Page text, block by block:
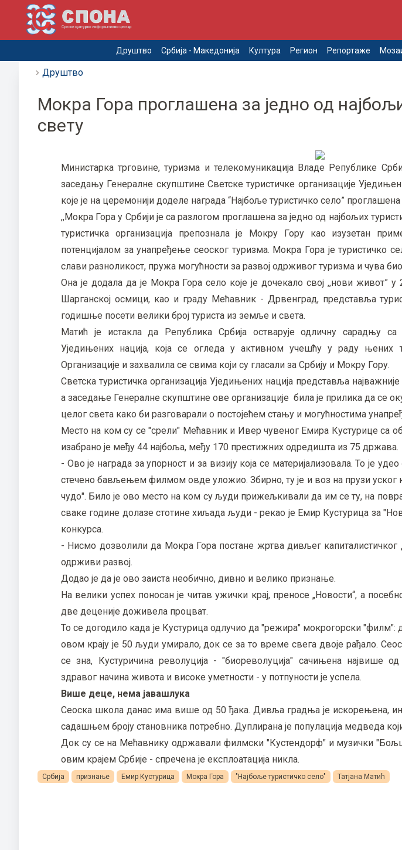
Друштво Србија - Македонија Култура Регион Репортаже
Друштво
Мокра Гора проглашена за једно од
свету
Министарка трговине, туризма и телекомуникација Владе Републике
заседању Генералне скупштине Светске туристичке организације
које је на церемонији доделе награда “Најбоље туристичко село”
,,Мокра Гора у Србији је са разлогом проглашена за једно од најбољих
туристичка организација препознала је Мокру Гору као изузетан
потенцијалом за унапређење сеоског туризма. Мокра Гора је туристичко
слави разноликост, пружа могућности за развој одрживог туризма и чува
Она је додала да је Мокра Гора село које је дочекало свој ,,нови живот” у
Шарганској осмици, као и граду Мећавник - Дрвенград, представља
годишње посети велики број туриста из земље и света.
Матић је истакла да Република Србија остварује одличну сарадњу са
Уједињених нација, која се огледа у активном учешћу у раду њених
Организације и захвалила се свима који су гласали за Србију и Мокру Гору.
Светска туристичка организација Уједињених нација представља
а заседање Генералне скупштине ове организације била је прилика да се
целог света како би разговарали о постојећем стању и могућностима
Место на ком су се "срели" Мећавник и Ивер чувеног Емира Кустурице са
изабрано је међу 44 најбоља, међу 170 престижних одредишта из 75 држава.
- Ово је награда за упорност и за визију која се материјализовала. То је
стечено бављењем филмом овде уложио. Збирно, ту је и воз на прузи
чудо". Било је ово место на ком су људи прижељкивали да им се ту, на
сваке године долазе стотине хиљада људи - рекао је Емир Кустурица за
конкурса.
- Нисмо дозволили да Мокра Гора постане жртва дивљег
одрживи развој.
Додао је да је ово заиста необично, дивно и велико признање.
На велики успех поносан је читав ужички крај, преносе „Новости“, а
две деценије доживела процват.
То се догодило када је Кустурица одлучио да "режира" мокрогорски
овом крају је 50 људи умирало, док се за то време свега двоје рађало.
се зна, Кустуричина револуција - "биореволуција" сачињена највише
здравог начина живота и високе уметности - у потпуности је успела.
Више деце, нема јавашлука
Сеоска школа данас има више од 50 ђака. Дивља градња је искорењена,
садашњем броју становника потребно. Дуплирана је популација медведа који
Док су се на Мећавнику одржавали филмски "Кустендорф" и музички
овим крајем Србије - спречена је експлоатација никла.
Србија признање Емир Кустурица Мокра Гора "Најбоље туристичко село" Татјана Матић